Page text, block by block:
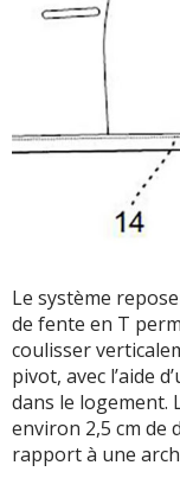
Le système
de fente en T
coulisser
pivot, avec l’aide
dans le logement.
environ 2,5 cm
rapport à une